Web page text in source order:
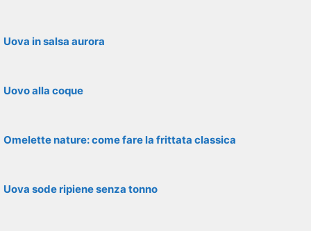
Uova in salsa aurora
Uovo alla coque
Omelette nature: come fare la frittata classica
Uova sode ripiene senza tonno